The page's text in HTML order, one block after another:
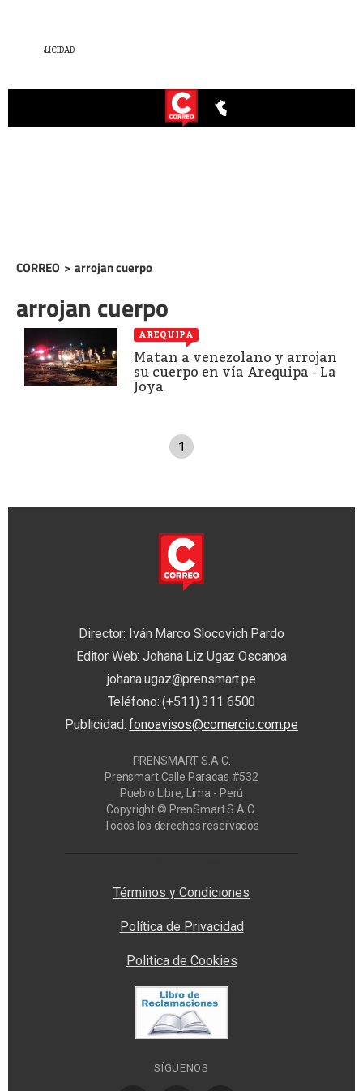
CORREO > arrojan cuerpo
arrojan cuerpo
AREQUIPA
Matan a venezolano y arrojan
su cuerpo en vía Arequipa - La
Joya
1
Director: Iván Marco Slocovich Pardo
Editor Web: Johana Liz Ugaz Oscanoa
johana.ugaz@prensmart.pe
Teléfono: (+511) 311 6500
Publicidad:fonoavisos@comercio.com.pe
PRENSMART S.A.C.
Prensmart Calle Paracas #532
Pueblo Libre, Lima - Perú
Copyright © PrenSmart S.A.C.
Todos los derechos reservados
Términos y Condiciones
Política de Privacidad
Politica de Cookies
SÍGUENOS